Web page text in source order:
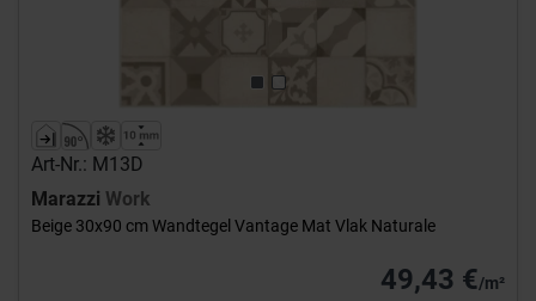
Art-Nr.: M13D
Marazzi Work
Beige 30x90 cm Wandtegel Vantage Mat Vlak Naturale
49,43 €/m²